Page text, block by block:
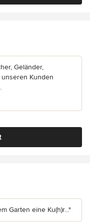
Geländer,
Kunden
Garten eine Ku(h)r..."